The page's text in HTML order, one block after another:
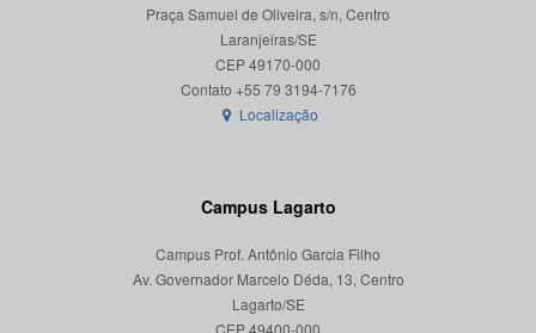
Praça Samuel de Oliveira, s/n, Centro
Laranjeiras/SE
CEP 49170-000
Localização
Campus Lagarto
Campus Prof. Antônio Garcia Filho
Av. Governador Marcelo Déda, 13, Centro
Lagarto/SE